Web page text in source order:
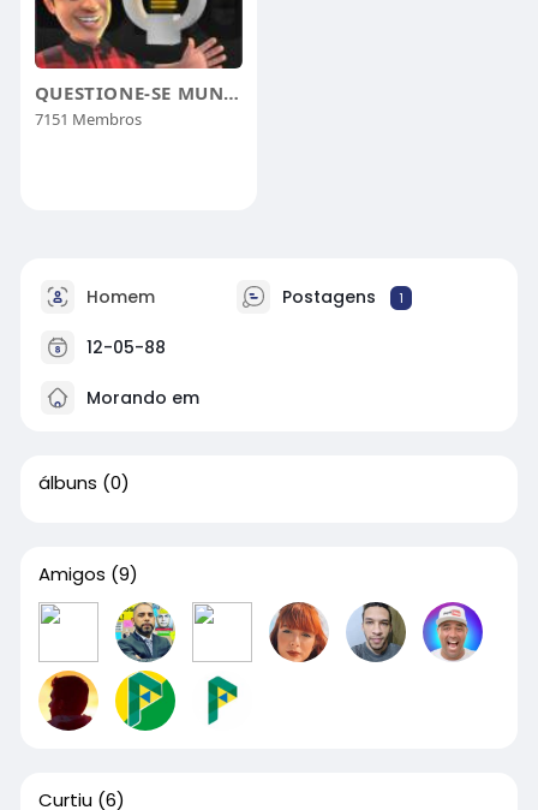
QUESTIONE-SE MUNDO
7151 Membros
Homem Postagens 1
12-05-88
Morando em
álbuns (0)
Amigos (9)
Curtiu (6)